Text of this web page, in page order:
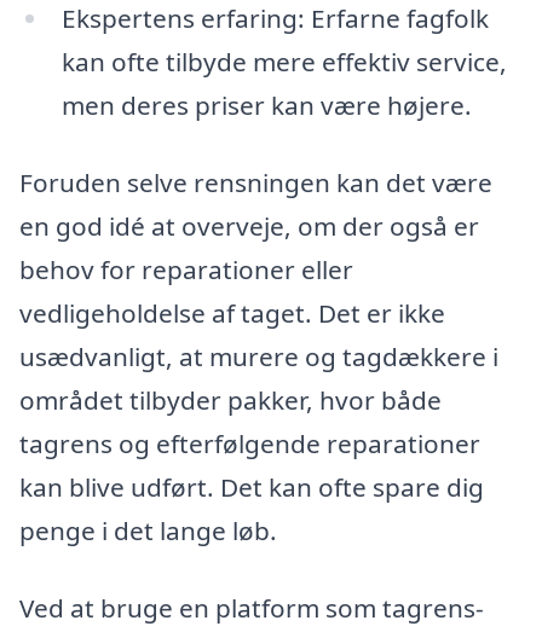
Ekspertens erfaring: Erfarne fagfolk
kan ofte tilbyde mere effektiv service,
men deres priser kan være højere.
Foruden selve rensningen kan det være
en god idé at overveje, om der også er
behov for reparationer eller
vedligeholdelse af taget. Det er ikke
usædvanligt, at murere og tagdækkere i
området tilbyder pakker, hvor både
tagrens og efterfølgende reparationer
kan blive udført. Det kan ofte spare dig
penge i det lange løb.
Ved at bruge en platform som tagrens-